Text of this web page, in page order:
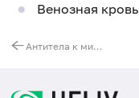
Венозная кровь
Антитела к микоплазме хоминис (Mycoplasma hominis, IgG), титр